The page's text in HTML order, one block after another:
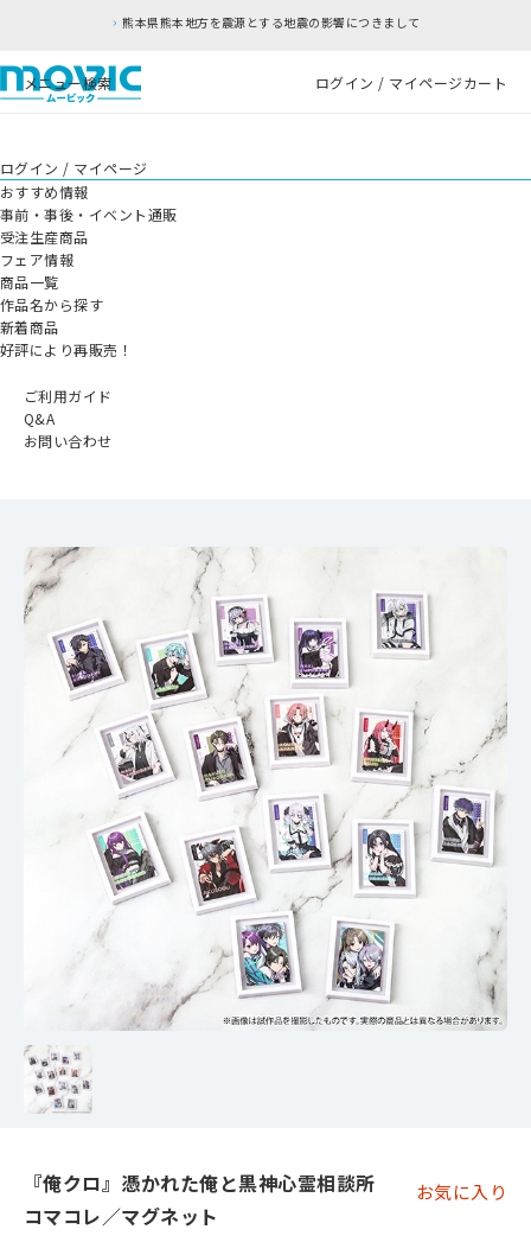
熊本県熊本地方を震源とする地震の影響につきまして
メニュー検索 ログイン / マイページカート
ログイン / マイページ
おすすめ情報
事前・事後・イベント通販
受注生産商品
フェア情報
商品一覧
作品名から探す
新着商品
好評により再販売！
ご利用ガイド
Q&A
お問い合わせ
『俺クロ』憑かれた俺と黒神心霊相談所
コマコレ／マグネット
お気に入り